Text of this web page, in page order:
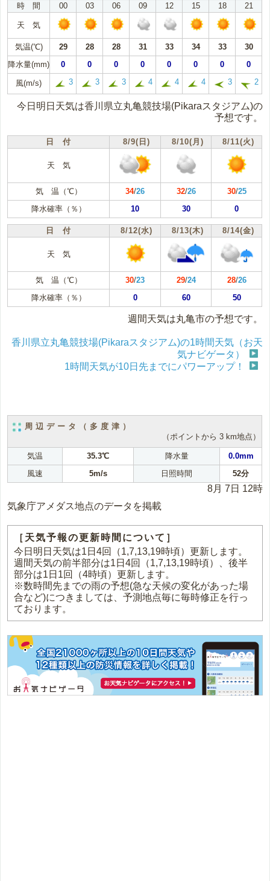
時 間
00 03 06 09 12 15 18 21
天 気
気温(℃) 29 28 28 31 33 34 33
30
降水量(mm)
0 0 0 0 0 0 0 0
風(m/s) 3 3 3 4 4 4 3 2
今日明日天気は香川県立丸亀競技場(Pikaraスタジアム)の
予想です。
日 付 8/9(日) 8/10(月) 8/11(火)
天 気
気 温（℃） 34/26 32/26 30/25
降水確率（％）
10 30 0
日 付 8/12(水) 8/13(木) 8/14(金)
天 気
気 温（℃） 30/23 29/24 28/26
降水確率（％）
0 60 50
週間天気は丸亀市の予想です。
香川県立丸亀競技場(Pikaraスタジアム)の1時間天気（お天
気ナビゲータ）
1時間天気が10日先までにパワーアップ！
周辺データ（多度津）
（ポイントから 3 km地点）
気温 35.3℃ 降水量
0.0mm
風速
5m/s 日照時間 52分
8月 7日 12時
気象庁アメダス地点のデータを掲載
［天気予報の更新時間について］
今日明日天気は1日4回（1,7,13,19時頃）更新します。
週間天気の前半部分は1日4回（1,7,13,19時頃）、後半
部分は1日1回（4時頃）更新します。
※数時間先までの雨の予想(急な天候の変化があった場
合など)につきましては、予測地点毎に毎時修正を行っ
ております。